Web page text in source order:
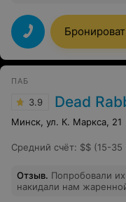
ни ногой.
ПАБ
3.9 Dead
Минск, ул. К. Маркса, 21
Средний счёт: $$ (15-35
Отзыв. Попробовали их
накидали нам